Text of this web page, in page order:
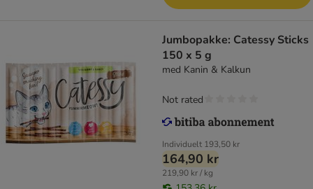
Jumbopakke: Catessy Sticks
150 x 5 g
med Kanin & Kalkun
Individuelt 193,50 kr
164,90 kr
219,90 kr / kg
Not rated